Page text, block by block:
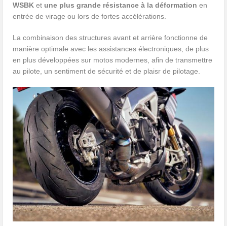
WSBK et une plus grande résistance à la déformation en
entrée de virage ou lors de fortes accélérations.
La combinaison des structures avant et arrière fonctionne de
manière optimale avec les assistances électroniques, de plus
en plus développées sur motos modernes, afin de transmettre
au pilote, un sentiment de sécurité et de plaisr de pilotage.